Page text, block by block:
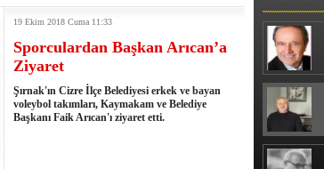
19 Ekim 2018 Cuma 11:33
Sporculardan Başkan Arıcan’a
Ziyaret
Şırnak'ın Cizre İlçe Belediyesi erkek ve bayan
voleybol takımları, Kaymakam ve Belediye
Başkanı Faik Arıcan'ı ziyaret etti.